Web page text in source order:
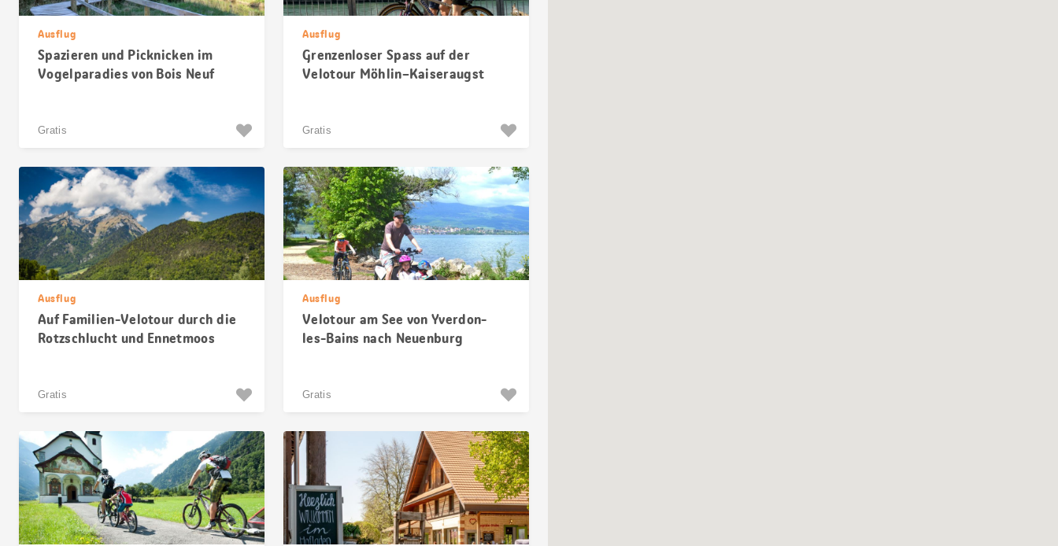
Ausflug
Spazieren und Picknicken im
Vogelparadies von Bois Neuf
Gratis
Ausflug
Grenzenloser Spass auf der
Velotour Möhlin–Kaiseraugst
Gratis
Ausflug
Auf Familien-Velotour durch die
Rotzschlucht und Ennetmoos
Gratis
Ausflug
Velotour am See von Yverdon-
les-Bains nach Neuenburg
Gratis